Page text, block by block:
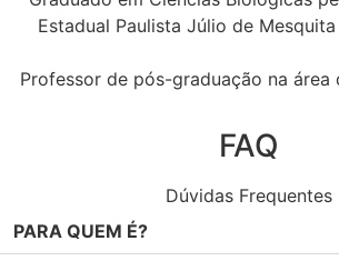
Estadual Paulista Júlio de Mesquita
Professor de pós-graduação na área
FAQ
Dúvidas Frequentes
PARA QUEM É?